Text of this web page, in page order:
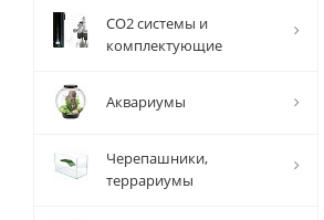
СО2 системы и
комплектующие
Аквариумы
Черепашники,
террариумы